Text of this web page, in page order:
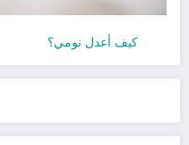
كيف أعدل نومي؟